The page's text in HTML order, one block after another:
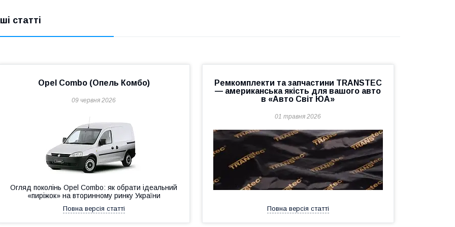
статті
Opel Combo (Опель Комбо)
09 червня 2026
Огляд поколінь Opel Combo: як обрати ідеальний
«пиріжок» на вторинному ринку України
Повна версія статті
Ремкомплекти та запчастини TRANSTEC
— американська якість для вашого авто
в «Авто Світ ЮА»
01 травня 2026
Повна версія статті